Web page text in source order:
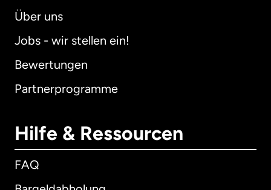
Über uns
Jobs - wir stellen ein!
Bewertungen
Partnerprogramme
Hilfe & Ressourcen
FAQ